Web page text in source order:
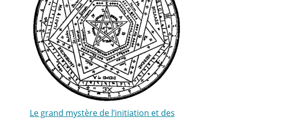
Le grand mystère de l’initiation et des